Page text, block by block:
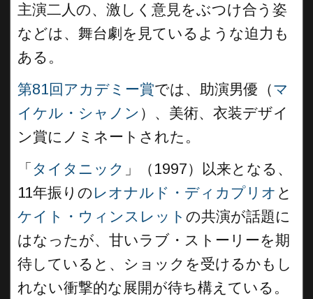
主演二人の、激しく意見をぶつけ合う姿
などは、舞台劇を見ているような迫力も
ある。
第81回アカデミー賞では、助演男優（マ
イケル・シャノン ）、美術、衣装デザイ
ン賞にノミネートされた。
「 タイタニック 」（1997）以来となる、
11年振りの レオナルド・ディカプリオ と
ケイト・ウィンスレット の共演が話題に
はなったが、甘いラブ・ストーリーを期
待していると、ショックを受けるかもし
れない衝撃的な展開が待ち構えている。